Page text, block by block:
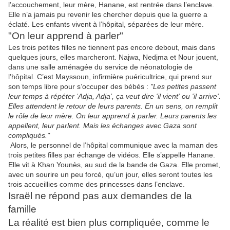
l’accouchement, leur mère, Hanane, est rentrée dans l’enclave.
Elle n’a jamais pu revenir les chercher depuis que la guerre a
éclaté. Les enfants vivent à l’hôpital, séparées de leur mère.
"On leur apprend à parler"
Les trois petites filles ne tiennent pas encore debout, mais dans
quelques jours, elles marcheront. Najwa, Nedjma et Nour jouent,
dans une salle aménagée du service de néonatologie de
l’hôpital. C’est Mayssoun, infirmière puéricultrice, qui prend sur
son temps libre pour s’occuper des bébés : "Les petites passent
leur temps à répéter ‘Adja, Adja’, ça veut dire 'il vient' ou 'il arrive'.
Elles attendent le retour de leurs parents. En un sens, on remplit
le rôle de leur mère. On leur apprend à parler. Leurs parents les
appellent, leur parlent. Mais les échanges avec Gaza sont
compliqués."
Alors, le personnel de l’hôpital communique avec la maman des
trois petites filles par échange de vidéos. Elle s’appelle Hanane.
Elle vit à Khan Younès, au sud de la bande de Gaza. Elle promet,
avec un sourire un peu forcé, qu’un jour, elles seront toutes les
trois accueillies comme des princesses dans l’enclave.
Israël ne répond pas aux demandes de la
famille
La réalité est bien plus compliquée, comme le